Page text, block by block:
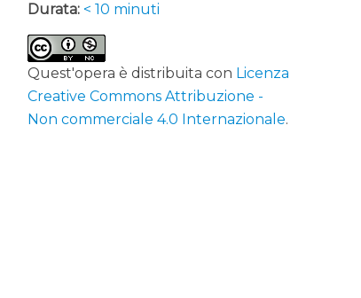
Durata: < 10 minuti
Quest'opera è distribuita con Licenza
Creative Commons Attribuzione -
Non commerciale 4.0 Internazionale.